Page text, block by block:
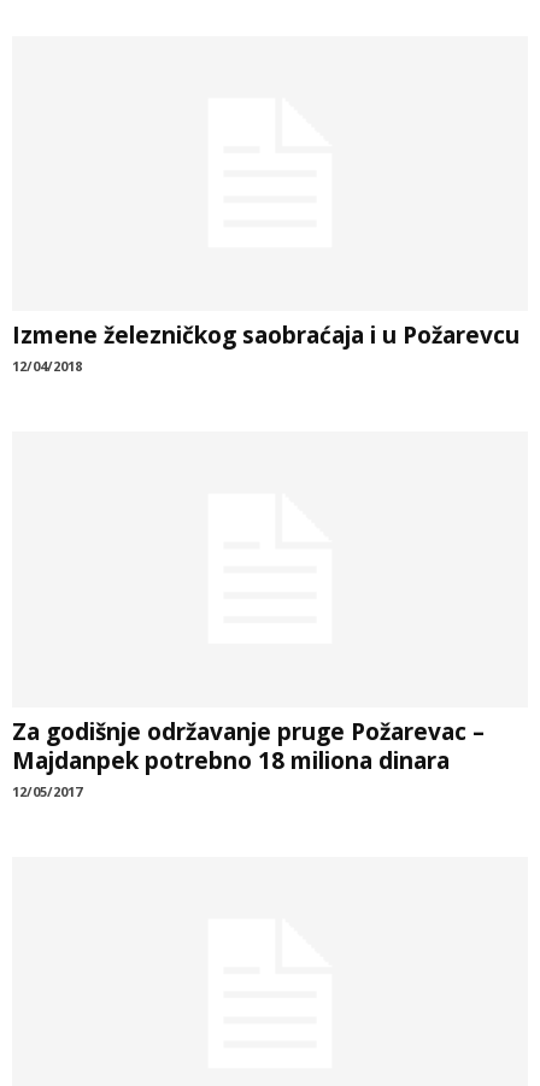
Izmene železničkog saobraćaja i u Požarevcu
12/04/2018
Za godišnje održavanje pruge Požarevac –
Majdanpek potrebno 18 miliona dinara
12/05/2017